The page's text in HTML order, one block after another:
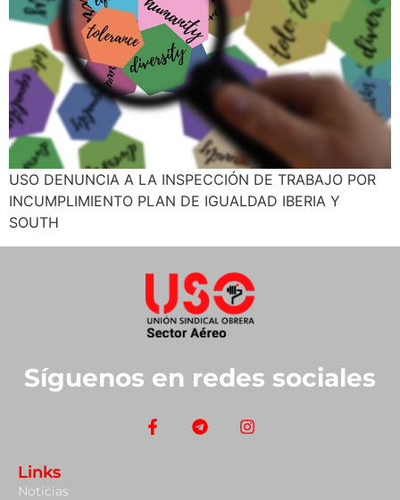
USO DENUNCIA A LA INSPECCIÓN DE TRABAJO POR
INCUMPLIMIENTO PLAN DE IGUALDAD IBERIA Y
SOUTH
Síguenos en redes sociales
Links
Noticias